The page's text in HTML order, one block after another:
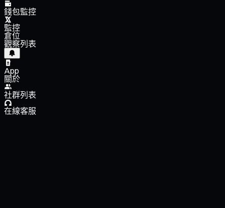
錢包監控
監控
倉位
觀察列表
App
關於
社群列表
在線客服